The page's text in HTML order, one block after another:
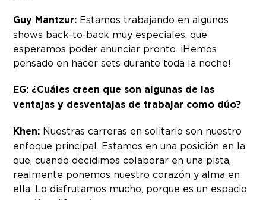
Guy Mantzur: Estamos trabajando en algunos
shows back-to-back muy especiales, que
esperamos poder anunciar pronto. ¡Hemos
pensado en hacer sets durante toda la noche!
EG: ¿Cuáles creen que son algunas de las
ventajas y desventajas de trabajar como dúo?
Khen: Nuestras carreras en solitario son nuestro
enfoque principal. Estamos en una posición en la
que, cuando decidimos colaborar en una pista,
realmente ponemos nuestro corazón y alma en
ella. Lo disfrutamos mucho, porque es un espacio